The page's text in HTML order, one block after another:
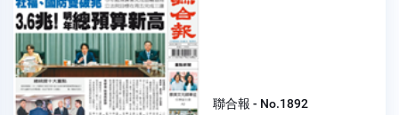
聯合報 - No.1892